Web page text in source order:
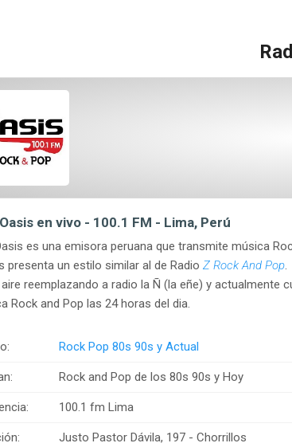
en vivo - 100.1 FM - Lima, Perú
es una emisora peruana que transmite música
presenta un estilo similar al de Radio Z Rock And Pop.
reemplazando a radio la Ñ (la eñe) y
Rock and Pop las 24 horas del dia.
Rock Pop 80s 90s y Actual
Rock and Pop de los 80s 90s y Hoy
100.1 fm Lima
Justo Pastor Dávila, 197 - Chorrillos